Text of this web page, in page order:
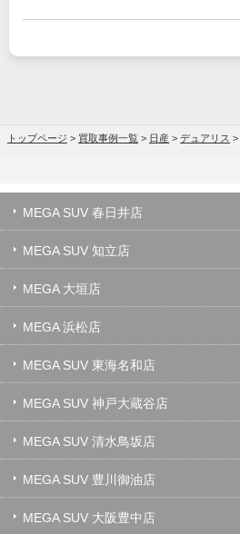
トップページ > 買取事例一覧 > 日産 > デュアリス >
MEGA SUV 春日井店
MEGA SUV 知立店
MEGA 大垣店
MEGA 浜松店
MEGA SUV 東海名和店
MEGA SUV 神戸大蔵谷店
MEGA SUV 清水鳥坂店
MEGA SUV 豊川御油店
MEGA SUV 大阪豊中店